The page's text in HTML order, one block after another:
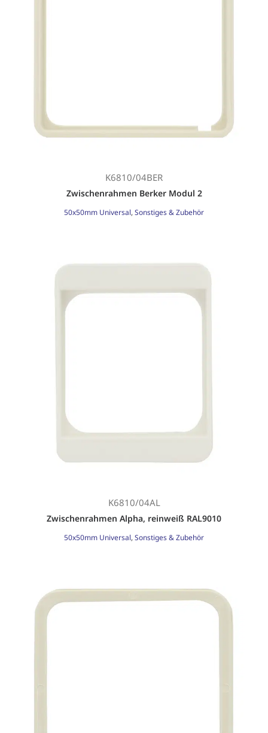
K6810/04BER
Zwischenrahmen Berker Modul 2
50x50mm Universal, Sonstiges & Zubehör
K6810/04AL
Zwischenrahmen Alpha, reinweiß RAL9010
50x50mm Universal, Sonstiges & Zubehör